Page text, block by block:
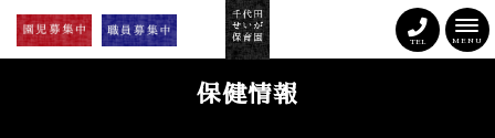
MENU
TEL
保健情報